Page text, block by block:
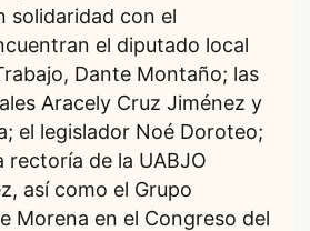
solidaridad con el
el diputado local
Dante Montaño; las
Aracely Cruz Jiménez y
el legislador Noé Doroteo;
rectoría de la UABJO
así como el Grupo
Morena en el Congreso del